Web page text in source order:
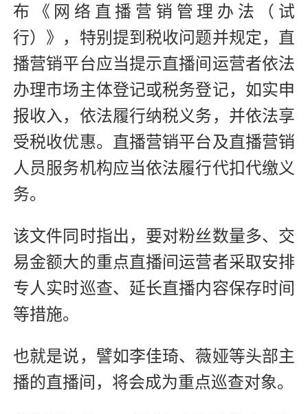
布《网络直播营销管理办法（试
行）》，特别提到税收问题并规定，直
播营销平台应当提示直播间运营者依法
办理市场主体登记或税务登记，如实申
报收入，依法履行纳税义务，并依法享
受税收优惠。直播营销平台及直播营销
人员服务机构应当依法履行代扣代缴义
务。
该文件同时指出，要对粉丝数量多、交
易金额大的重点直播间运营者采取安排
专人实时巡查、延长直播内容保存时间
等措施。
也就是说，譬如李佳琦、薇娅等头部主
播的直播间，将会成为重点巡查对象。